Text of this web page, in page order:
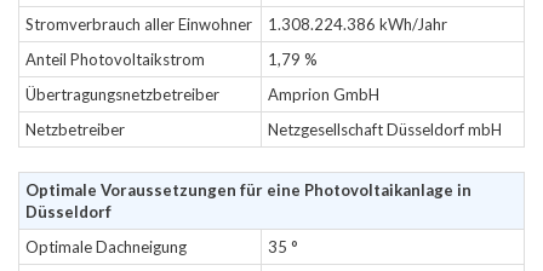
Stromverbrauch aller Einwohner
1.308.224.386 kWh/Jahr
Anteil Photovoltaikstrom
1,79 %
Übertragungsnetzbetreiber
Amprion GmbH
Netzbetreiber
Netzgesellschaft Düsseldorf mbH
Optimale Voraussetzungen für eine Photovoltaikanlage in
Düsseldorf
Optimale Dachneigung
35 °